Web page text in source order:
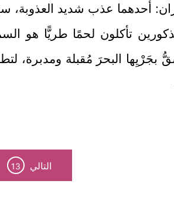
أحدهما عذب شديد
تأكلون لحمًا طريًّا هو
بجَرْيِها البحرَ مُقبلة ومدبرة،
التالي 13